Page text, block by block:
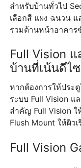
สำหรับบ้านทั่วไป
เลือกสี แผง ฉนวน
รวมด้านหน้าอาคาร
Full Vision
บ้านที่เน้นดีไ
หากต้องการให้ประ
ระบบ Full Vision แ
สำคัญ Full Vision
Flush Mount ให้ผิว
Full Vision